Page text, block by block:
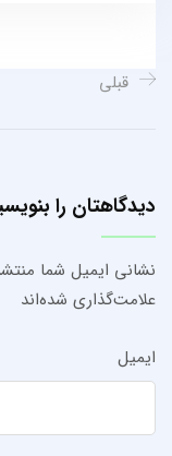
قبلی
دیدگاهتان را
نشانی ایمیل شما
علامت‌گذاری شده‌اند
ایمیل